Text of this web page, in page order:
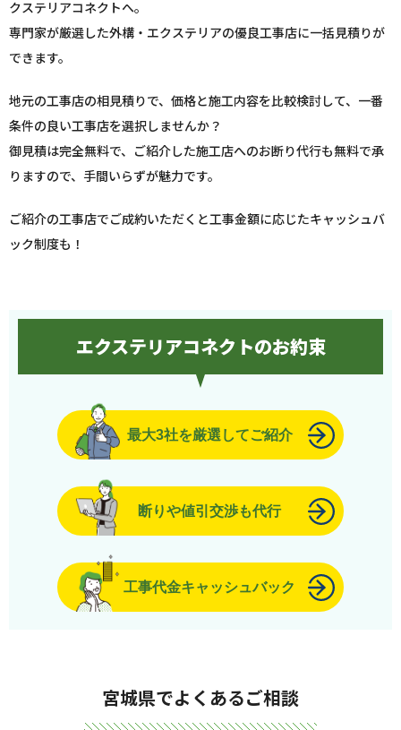
クステリアコネクトへ。
専門家が厳選した外構・エクステリアの優良工事店に一括見積りが
できます。
地元の工事店の相見積りで、価格と施工内容を比較検討して、一番
条件の良い工事店を選択しませんか？
御見積は完全無料で、ご紹介した施工店へのお断り代行も無料で承
りますので、手間いらずが魅力です。
ご紹介の工事店でご成約いただくと工事金額に応じたキャッシュバ
ック制度も！
エクステリアコネクトのお約束
最大3社を厳選してご紹介
断りや値引交渉も代行
工事代金キャッシュバック
宮城県でよくあるご相談